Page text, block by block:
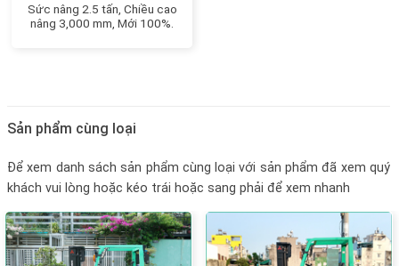
Sức nâng 2.5 tấn, Chiều cao
nâng 3,000 mm, Mới 100%.
Sản phẩm cùng loại
Để xem danh sách sản phẩm cùng loại với sản phẩm đã xem quý
khách vui lòng hoặc kéo trái hoặc sang phải để xem nhanh